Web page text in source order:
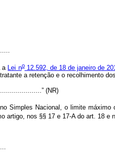
a Lei no12.592, de 18 de janeiro de
a retenção e o recolhimento
(NR)
Simples Nacional, o limite máximo
artigo, nos §§ 17 e 17-A do art. 18 e